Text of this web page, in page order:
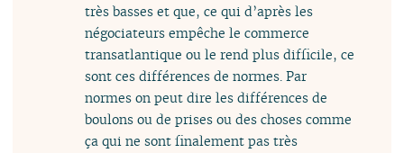
très basses et que, ce qui d’après les
négociateurs empêche le commerce
transatlantique ou le rend plus difficile, ce
sont ces différences de normes. Par
normes on peut dire les différences de
boulons ou de prises ou des choses comme
ça qui ne sont finalement pas très